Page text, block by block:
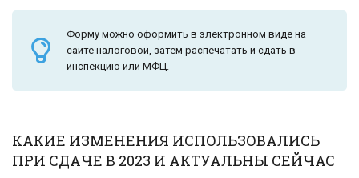
Форму можно оформить в электронном виде на
сайте налоговой, затем распечатать и сдать в
инспекцию или МФЦ.
КАКИЕ ИЗМЕНЕНИЯ ИСПОЛЬЗОВАЛИСЬ
ПРИ СДАЧЕ В 2023 И АКТУАЛЬНЫ СЕЙЧАС